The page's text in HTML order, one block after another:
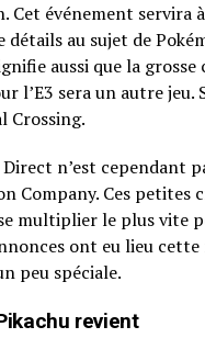
Cet événement servira
détails au sujet de
aussi que la grosse
l’E3 sera un autre jeu.
Crossing.
Direct n’est cependant
Company. Ces petites
multiplier le plus vite
ont eu lieu
peu spéciale.
revient